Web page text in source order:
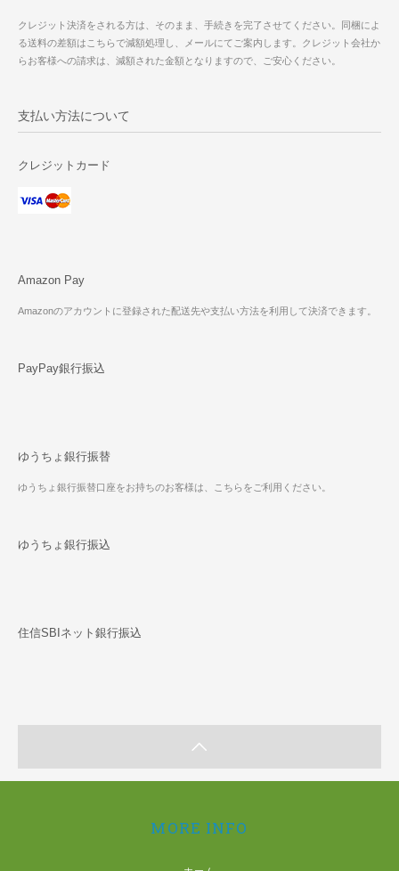
クレジット決済をされる方は、そのまま、手続きを完了させてください。同梱によ
る送料の差額はこちらで減額処理し、メールにてご案内します。クレジット会社か
らお客様への請求は、減額された金額となりますので、ご安心ください。
支払い方法について
クレジットカード
Amazon Pay
Amazonのアカウントに登録された配送先や支払い方法を利用して決済できます。
PayPay銀行振込
ゆうちょ銀行振替
ゆうちょ銀行振替口座をお持ちのお客様は、こちらをご利用ください。
ゆうちょ銀行振込
住信SBIネット銀行振込
MORE INFO